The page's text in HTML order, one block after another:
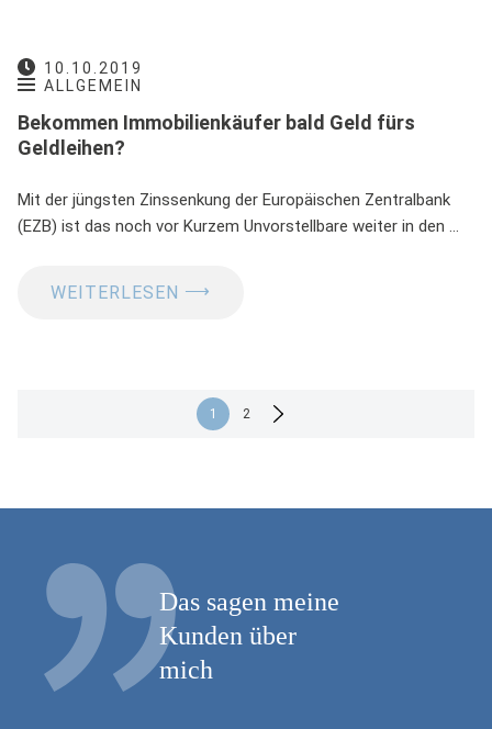
10.10.2019
ALLGEMEIN
Bekommen Immobilienkäufer bald Geld fürs
Geldleihen?
Mit der jüngsten Zinssenkung der Europäischen Zentralbank
(EZB) ist das noch vor Kurzem Unvorstellbare weiter in den …
WEITERLESEN ⟶
Seitennummerierung
1 2
Das sagen meine
Kunden über
mich